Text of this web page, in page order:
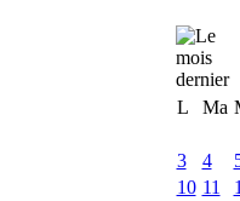
L
Ma
3
4
10 11